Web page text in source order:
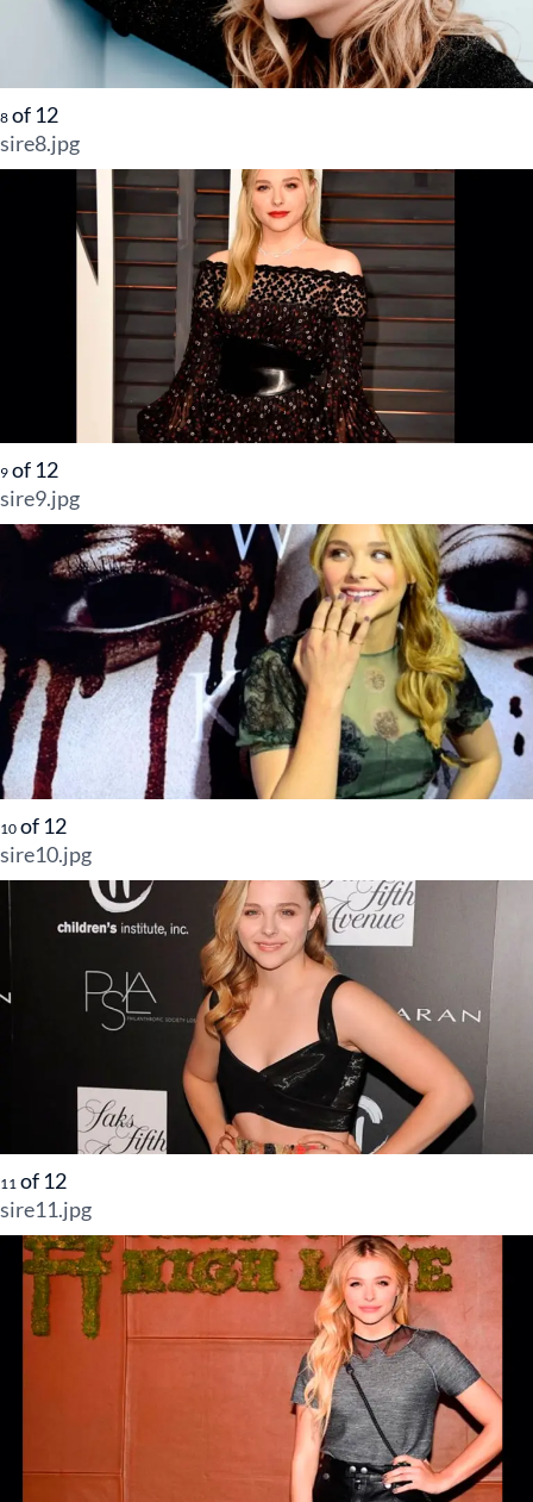
8 of 12
sire8.jpg
9 of 12
sire9.jpg
10 of 12
sire10.jpg
11 of 12
sire11.jpg